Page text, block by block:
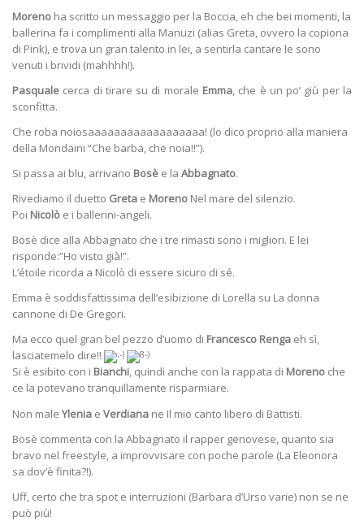
Moreno ha scritto un messaggio per la Boccia, eh che bei momenti, la
ballerina fa i complimenti alla Manuzi (alias Greta, ovvero la copiona
di Pink), e trova un gran talento in lei, a sentirla cantare le sono
venuti i brividi (mahhhh!).
Pasquale cerca di tirare su di morale Emma, che è un po’ giù per la
sconfitta.
Che roba noiosaaaaaaaaaaaaaaaaaa! (lo dico proprio alla maniera
della Mondaini “Che barba, che noia!!”).
Si passa ai blu, arrivano Bosè e la Abbagnato.
Rivediamo il duetto Greta e Moreno Nel mare del silenzio.
Poi Nicolò e i ballerini-angeli.
Bosè dice alla Abbagnato che i tre rimasti sono i migliori. E lei
risponde:”Ho visto già!”.
L’étoile ricorda a Nicolò di essere sicuro di sé.
Emma è soddisfattissima dell’esibizione di Lorella su La donna
cannone di De Gregori.
Ma ecco quel gran bel pezzo d’uomo di Francesco Renga eh sì,
lasciatemelo dire!!
Si è esibito con i Bianchi, quindi anche con la rappata di Moreno che
ce la potevano tranquillamente risparmiare.
Non male Ylenia e Verdiana ne Il mio canto libero di Battisti.
Bosè commenta con la Abbagnato il rapper genovese, quanto sia
bravo nel freestyle, a improvvisare con poche parole (La Eleonora
sa dov’è finita?!).
Uff, certo che tra spot e interruzioni (Barbara d’Urso varie) non se ne
può più!